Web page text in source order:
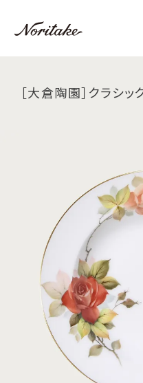
［大倉陶園］クラシ